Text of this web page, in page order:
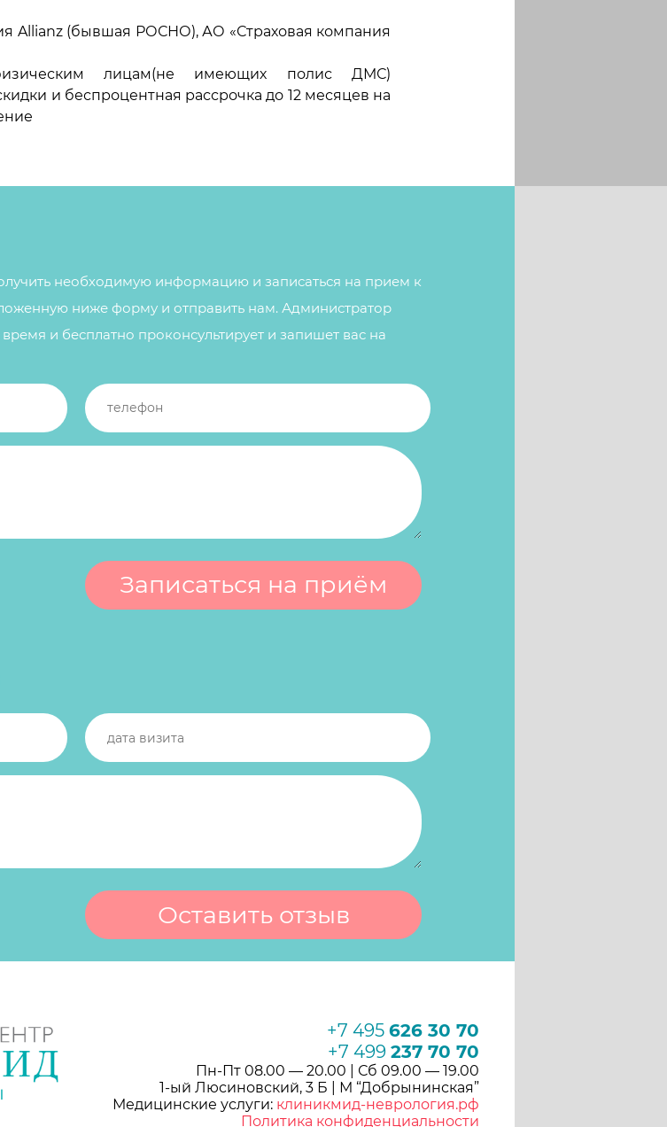
Allianz (бывшая РОСНО), АО «Страховая компания
лицам(не имеющих полис ДМС)
и беспроцентная рассрочка до 12 месяцев на
необходимую информацию и записаться на прием к
ниже форму и отправить нам. Администратор
и бесплатно проконсультирует и запишет вас на
+7 495 626 30 70
+7 499 237 70 70
Пн-Пт 08.00 — 20.00 | Сб 09.00 — 19.00
1-ый Люсиновский, 3 Б | М “Добрынинская”
Медицинские услуги: клиникмид-неврология.рф
Политика конфиденциальности